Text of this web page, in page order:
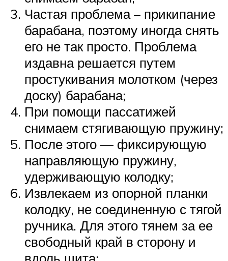
Частая проблема – прикипание
барабана, поэтому иногда снять
его не так просто. Проблема
издавна решается путем
простукивания молотком (через
доску) барабана;
При помощи пассатижей
снимаем стягивающую пружину;
После этого — фиксирующую
направляющую пружину,
удерживающую колодку;
Извлекаем из опорной планки
колодку, не соединенную с тягой
ручника. Для этого тянем за ее
свободный край в сторону и